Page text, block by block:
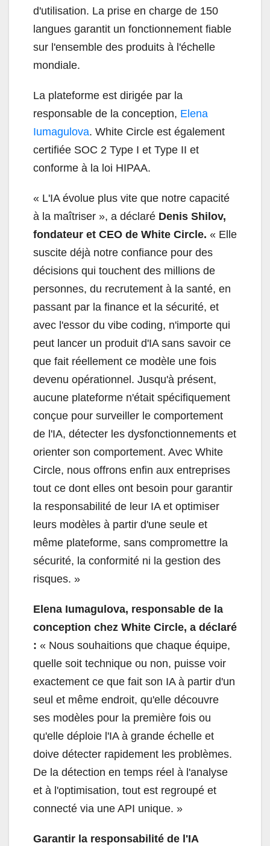
d'utilisation. La prise en charge de 150
langues garantit un fonctionnement fiable
sur l'ensemble des produits à l'échelle
mondiale.
La plateforme est dirigée par la
responsable de la conception, Elena
Iumagulova. White Circle est également
certifiée SOC 2 Type I et Type II et
conforme à la loi HIPAA.
« L'IA évolue plus vite que notre capacité
à la maîtriser », a déclaré Denis Shilov,
fondateur et CEO de White Circle. « Elle
suscite déjà notre confiance pour des
décisions qui touchent des millions de
personnes, du recrutement à la santé, en
passant par la finance et la sécurité, et
avec l'essor du vibe coding, n'importe qui
peut lancer un produit d'IA sans savoir ce
que fait réellement ce modèle une fois
devenu opérationnel. Jusqu'à présent,
aucune plateforme n'était spécifiquement
conçue pour surveiller le comportement
de l'IA, détecter les dysfonctionnements et
orienter son comportement. Avec White
Circle, nous offrons enfin aux entreprises
tout ce dont elles ont besoin pour garantir
la responsabilité de leur IA et optimiser
leurs modèles à partir d'une seule et
même plateforme, sans compromettre la
sécurité, la conformité ni la gestion des
risques. »
Elena Iumagulova, responsable de la
conception chez White Circle, a déclaré
: « Nous souhaitions que chaque équipe,
quelle soit technique ou non, puisse voir
exactement ce que fait son IA à partir d'un
seul et même endroit, qu'elle découvre
ses modèles pour la première fois ou
qu'elle déploie l'IA à grande échelle et
doive détecter rapidement les problèmes.
De la détection en temps réel à l'analyse
et à l'optimisation, tout est regroupé et
connecté via une API unique. »
Garantir la responsabilité de l'IA